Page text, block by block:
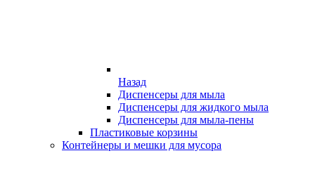
Назад
Диспенсеры для мыла
Диспенсеры для жидкого мыла
Диспенсеры для мыла-пены
Пластиковые корзины
Контейнеры и мешки для мусора